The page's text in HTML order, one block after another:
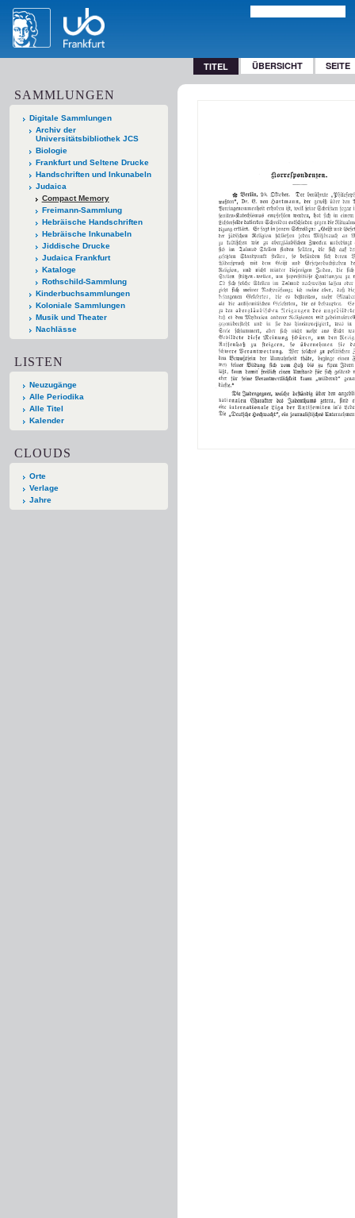
TITEL ÜBERSICHT SEITE
SAMMLUNGEN
Digitale Sammlungen
Archiv der
Universitätsbibliothek JCS
Biologie
Frankfurt und Seltene Drucke
Handschriften und Inkunabeln
Judaica
Compact Memory
Freimann-Sammlung
Hebräische Handschriften
Hebräische Inkunabeln
Jiddische Drucke
Judaica Frankfurt
Kataloge
Rothschild-Sammlung
Kinderbuchsammlungen
Koloniale Sammlungen
Musik und Theater
Nachlässe
LISTEN
Neuzugänge
Alle Periodika
Alle Titel
Kalender
CLOUDS
Orte
Verlage
Jahre